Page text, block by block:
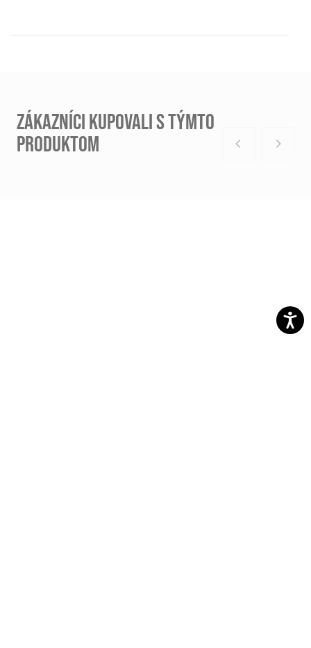
ZÁKAZNÍCI KUPOVALI S TÝMTO
PRODUKTOM